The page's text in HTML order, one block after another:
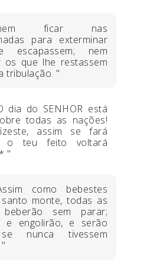
ficar nas
para exterminar
escapassem; nem
os que lhe restassem
tribulação. "
dia do SENHOR está
todas as nações!
assim se fará
o teu feito voltará
"
como bebestes
monte, todas as
beberão sem parar;
e engolirão, e serão
nunca tivessem